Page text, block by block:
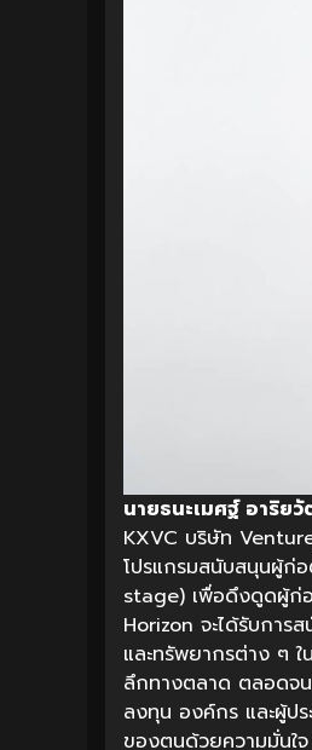
นายธนะเมศฐ์ อาริย
KXVC บริษัท
โปรแกรมสนับสนุนผู้ก่
stage) เพื่อดึงดูดผู้ก่อ
Horizon จะได้รับการ
และทรัพยากรต่าง ๆ ใ
ลึกทางตลาด ตลอดจน
ลงทุน องค์กร และผู้ป
ของตนด้วยความมั่นใจ